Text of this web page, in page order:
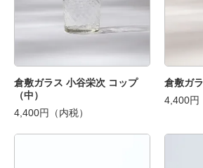
倉敷ガラス 小谷栄次 コップ
（中）
4,400円（内税）
倉敷ガ
4,400円